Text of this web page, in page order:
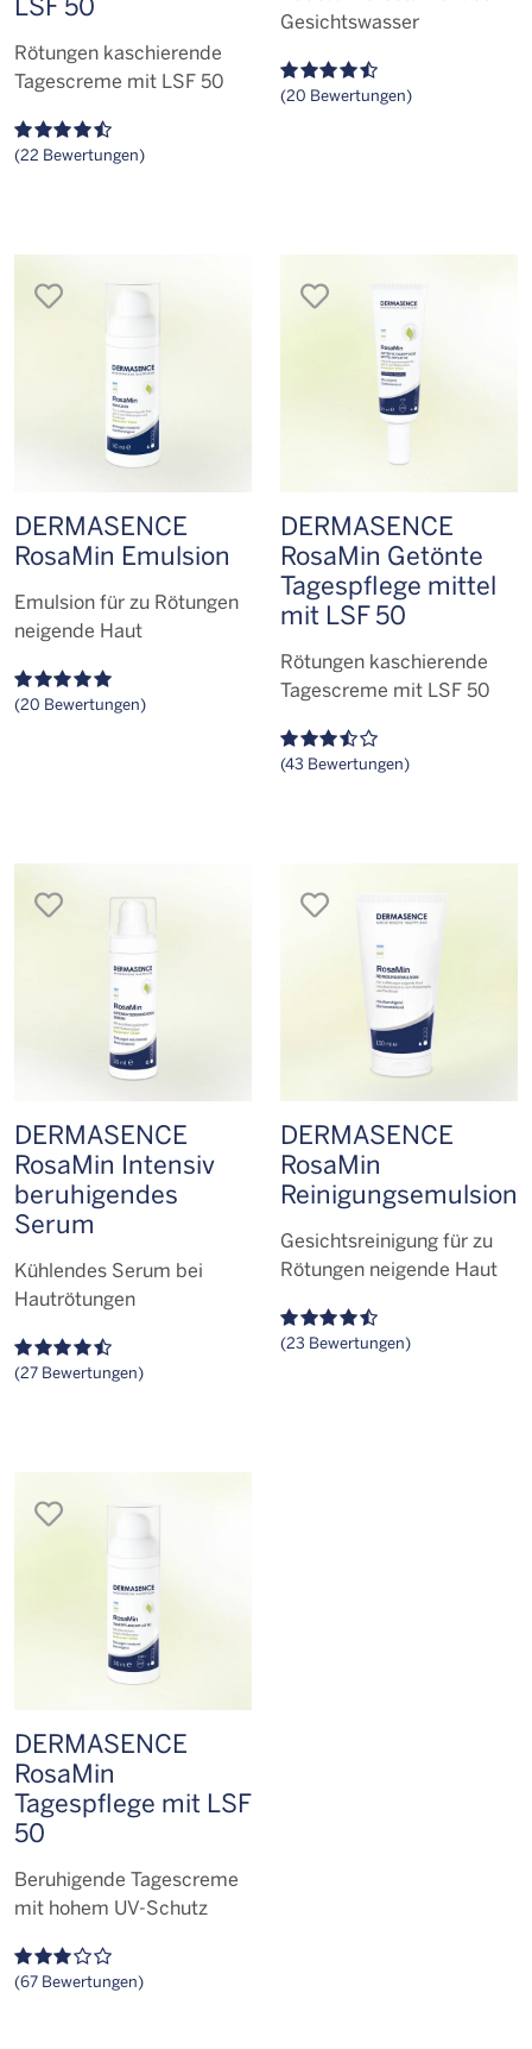
Rötungen kaschierende
Tagescreme mit LSF 50
(22 Bewertungen)
Gesichtswasser
(20 Bewertungen)
merken
DERMASENCE
RosaMin Emulsion
Emulsion für zu Rötungen
neigende Haut
(20 Bewertungen)
merken
DERMASENCE
RosaMin Getönte
Tagespflege mittel
mit LSF 50
Rötungen kaschierende
Tagescreme mit LSF 50
(43 Bewertungen)
merken
DERMASENCE
RosaMin Intensiv
beruhigendes
Serum
Kühlendes Serum bei
Hautrötungen
(27 Bewertungen)
merken
DERMASENCE
RosaMin
Reinigungs­emulsion
Gesichtsreinigung für zu
Rötungen neigende Haut
(23 Bewertungen)
merken
DERMASENCE
RosaMin
Tagespflege mit LSF
50
Beruhigende Tagescreme
mit hohem UV-Schutz
(67 Bewertungen)